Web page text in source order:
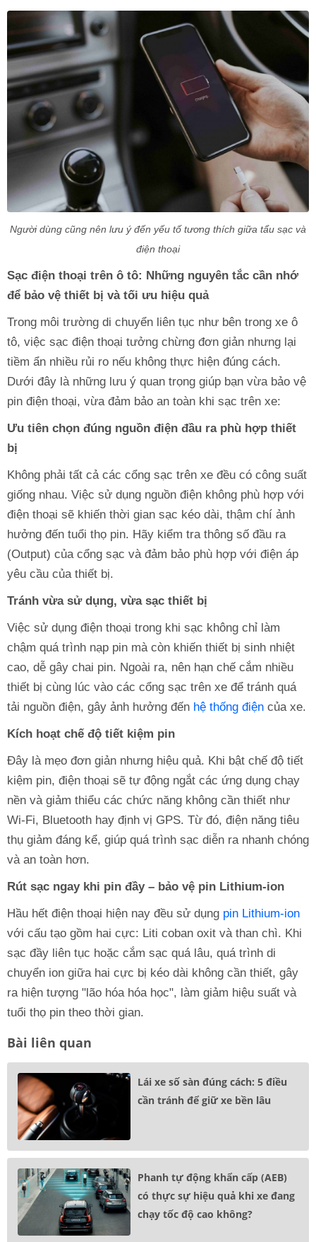
Người dùng cũng nên lưu ý đến yếu tố tương thích giữa tẩu sạc và
điện thoại
Sạc điện thoại trên ô tô: Những nguyên tắc cần nhớ
để bảo vệ thiết bị và tối ưu hiệu quả
Trong môi trường di chuyển liên tục như bên trong xe ô
tô, việc sạc điện thoại tưởng chừng đơn giản nhưng lại
tiềm ẩn nhiều rủi ro nếu không thực hiện đúng cách.
Dưới đây là những lưu ý quan trọng giúp bạn vừa bảo vệ
pin điện thoại, vừa đảm bảo an toàn khi sạc trên xe:
Ưu tiên chọn đúng nguồn điện đầu ra phù hợp thiết
bị
Không phải tất cả các cổng sạc trên xe đều có công suất
giống nhau. Việc sử dụng nguồn điện không phù hợp với
điện thoại sẽ khiến thời gian sạc kéo dài, thậm chí ảnh
hưởng đến tuổi thọ pin. Hãy kiểm tra thông số đầu ra
(Output) của cổng sạc và đảm bảo phù hợp với điện áp
yêu cầu của thiết bị.
Tránh vừa sử dụng, vừa sạc thiết bị
Việc sử dụng điện thoại trong khi sạc không chỉ làm
chậm quá trình nạp pin mà còn khiến thiết bị sinh nhiệt
cao, dễ gây chai pin. Ngoài ra, nên hạn chế cắm nhiều
thiết bị cùng lúc vào các cổng sạc trên xe để tránh quá
tải nguồn điện, gây ảnh hưởng đến hệ thống điện của xe.
Kích hoạt chế độ tiết kiệm pin
Đây là mẹo đơn giản nhưng hiệu quả. Khi bật chế độ tiết
kiệm pin, điện thoại sẽ tự động ngắt các ứng dụng chạy
nền và giảm thiểu các chức năng không cần thiết như
Wi-Fi, Bluetooth hay định vị GPS. Từ đó, điện năng tiêu
thụ giảm đáng kể, giúp quá trình sạc diễn ra nhanh chóng
và an toàn hơn.
Rút sạc ngay khi pin đầy – bảo vệ pin Lithium-ion
Hầu hết điện thoại hiện nay đều sử dụng pin Lithium-ion
với cấu tạo gồm hai cực: Liti coban oxit và than chì. Khi
sạc đầy liên tục hoặc cắm sạc quá lâu, quá trình di
chuyển ion giữa hai cực bị kéo dài không cần thiết, gây
ra hiện tượng "lão hóa hóa học", làm giảm hiệu suất và
tuổi thọ pin theo thời gian.
Bài liên quan
Lái xe số sàn đúng cách: 5 điều
cần tránh để giữ xe bền lâu
Phanh tự động khẩn cấp (AEB)
có thực sự hiệu quả khi xe đang
chạy tốc độ cao không?